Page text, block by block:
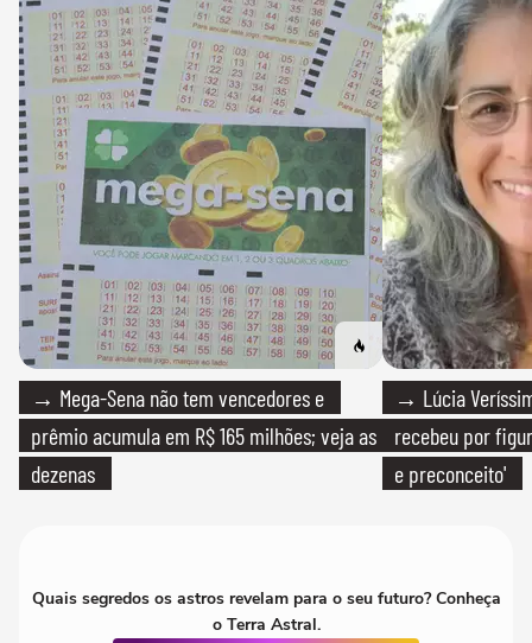
→ Mega-Sena não tem vencedores e
prêmio acumula em R$ 165 milhões; veja as
dezenas
→ Lúcia
recebeu por
e preconceito'
Quais segredos os astros revelam para o seu futuro? Conheça
o Terra Astral.